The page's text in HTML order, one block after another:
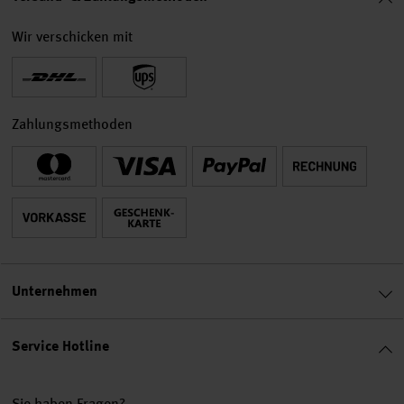
Service Hotline
Wir verschicken mit
Zahlungsmethoden
Unternehmen